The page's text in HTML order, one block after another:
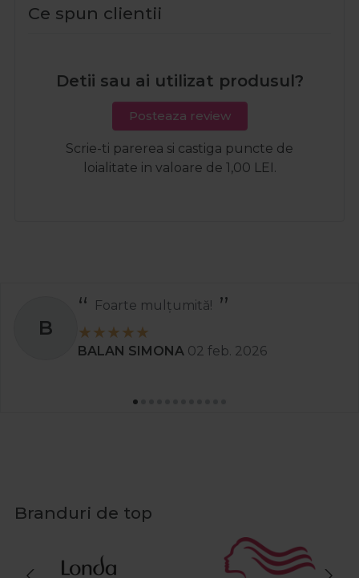
Ce spun clientii
Detii sau ai utilizat produsul?
Posteaza review
Scrie-ti parerea si castiga puncte de
loialitate in valoare de 1,00 LEI.
S
Recomand
Stanciu Aura Andreea 02 apr. 2025
Branduri de top